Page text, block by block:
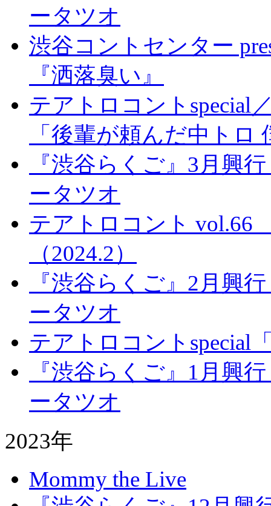
ータツオ
渋谷コントセンター
『洒落臭い』
テアトロコントspecial
「後輩が頼んだ中ト
『渋谷らくご』3月興
ータツオ
テアトロコント
（2024.2）
『渋谷らくご』2月興
ータツオ
テアトロコントspecial
『渋谷らくご』1月興
ータツオ
2023年
Mommy the Live